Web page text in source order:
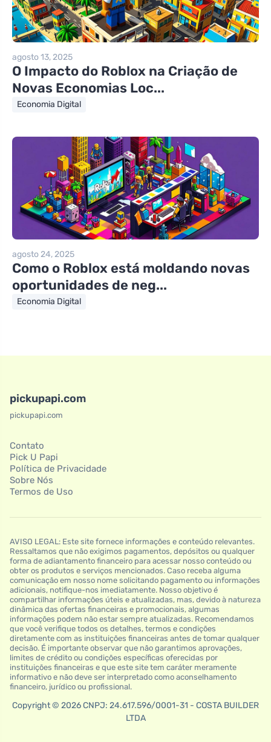
agosto 13, 2025
O Impacto do Roblox na Criação de
Novas Economias Loc...
Economia Digital
agosto 24, 2025
Como o Roblox está moldando novas
oportunidades de neg...
Economia Digital
pickupapi.com
pickupapi.com
Contato
Pick U Papi
Política de Privacidade
Sobre Nós
Termos de Uso
AVISO LEGAL: Este site fornece informações e conteúdo relevantes.
Ressaltamos que não exigimos pagamentos, depósitos ou qualquer
forma de adiantamento financeiro para acessar nosso conteúdo ou
obter os produtos e serviços mencionados. Caso receba alguma
comunicação em nosso nome solicitando pagamento ou informações
adicionais, notifique-nos imediatamente. Nosso objetivo é
compartilhar informações úteis e atualizadas, mas, devido à natureza
dinâmica das ofertas financeiras e promocionais, algumas
informações podem não estar sempre atualizadas. Recomendamos
que você verifique todos os detalhes, termos e condições
diretamente com as instituições financeiras antes de tomar qualquer
decisão. É importante observar que não garantimos aprovações,
limites de crédito ou condições específicas oferecidas por
instituições financeiras e que este site tem caráter meramente
informativo e não deve ser interpretado como aconselhamento
financeiro, jurídico ou profissional.
Copyright © 2026 CNPJ: 24.617.596/0001-31 - COSTA BUILDER
LTDA